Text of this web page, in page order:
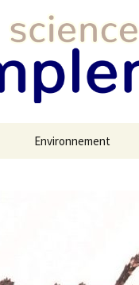
Environnement